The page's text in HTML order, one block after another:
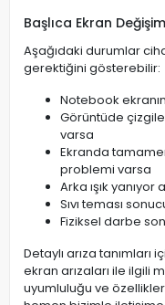
Başlıca Ekran
Aşağıdaki durumlar
gerektiğini gösterebilir:
Notebook
Görüntüde
varsa
Ekranda
problemi varsa
Arka ışık
Sıvı teması
Fiziksel darbe
Detaylı arıza tanımları
ekran arızaları ile ilgili
uyumluluğu ve